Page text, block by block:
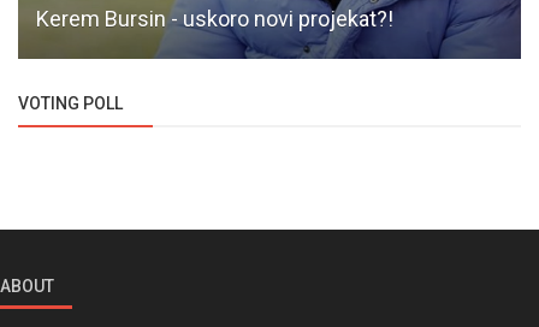
Kerem Bursin - uskoro novi projekat?!
VOTING POLL
ABOUT